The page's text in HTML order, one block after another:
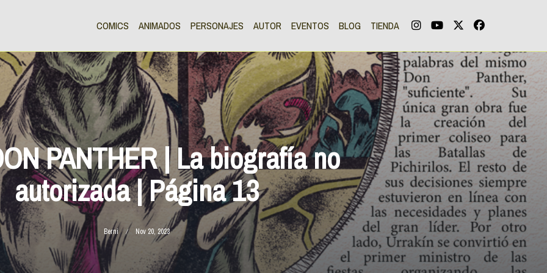
COMICS ANIMADOS PERSONAJES AUTOR EVENTOS BLOG TIENDA
PANTHER | La biografía no
autorizada | Página 13
Berni Nov 20, 2023